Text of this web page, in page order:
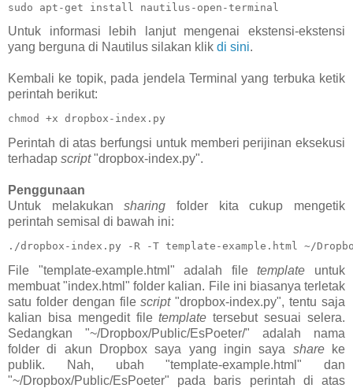
sudo apt-get install nautilus-open-terminal
Untuk informasi lebih lanjut mengenai ekstensi-ekstensi
yang berguna di Nautilus silakan klik di sini.
Kembali ke topik, pada jendela Terminal yang terbuka ketik
perintah berikut:
chmod +x dropbox-index.py
Perintah di atas berfungsi untuk memberi perijinan eksekusi
terhadap script"dropbox-index.py".
Penggunaan
Untuk melakukansharing folder kita cukup mengetik
perintah semisal di bawah ini:
./dropbox-index.py -R -T template-example.html ~/
File "template-example.html" adalah filetemplate untuk
membuat "index.html" folder kalian. File ini biasanya terletak
satu folder dengan filescript"dropbox-index.py", tentu saja
kalian bisa mengedit filetemplate tersebut sesuai selera.
Sedangkan "~/Dropbox/Public/EsPoeter/" adalah nama
folder di akun Dropbox saya yang ingin saya shareke
publik. Nah, ubah "template-example.html" dan
"~/Dropbox/Public/EsPoeter" pada baris perintah di atas